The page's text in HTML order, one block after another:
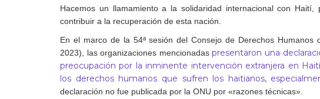
Hacemos un llamamiento a la solidaridad internacional con
contribuir a la recuperación de esta nación.
En el marco de la 54ª sesión del Consejo de Derechos
2023), las organizaciones mencionadaspresentaron una
preocupación por la inminente intervención extranjera en
los derechos humanos que sufren los haitianos,
declaración no fue publicada por la ONU por «razones técnicas».